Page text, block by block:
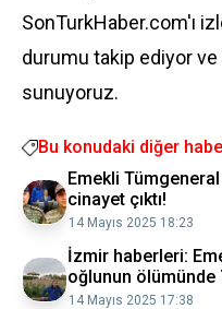
SonTurkHaber.com'ı
durumu takip ediyor
sunuyoruz.
Bu konudaki diğer
Emekli Tümgeneral
cinayet çıktı!
14 Mayıs 2025 18:23
İzmir haberleri:
oğlunun ölümünde
dakika haberi Son
14 Mayıs 2025 17:38